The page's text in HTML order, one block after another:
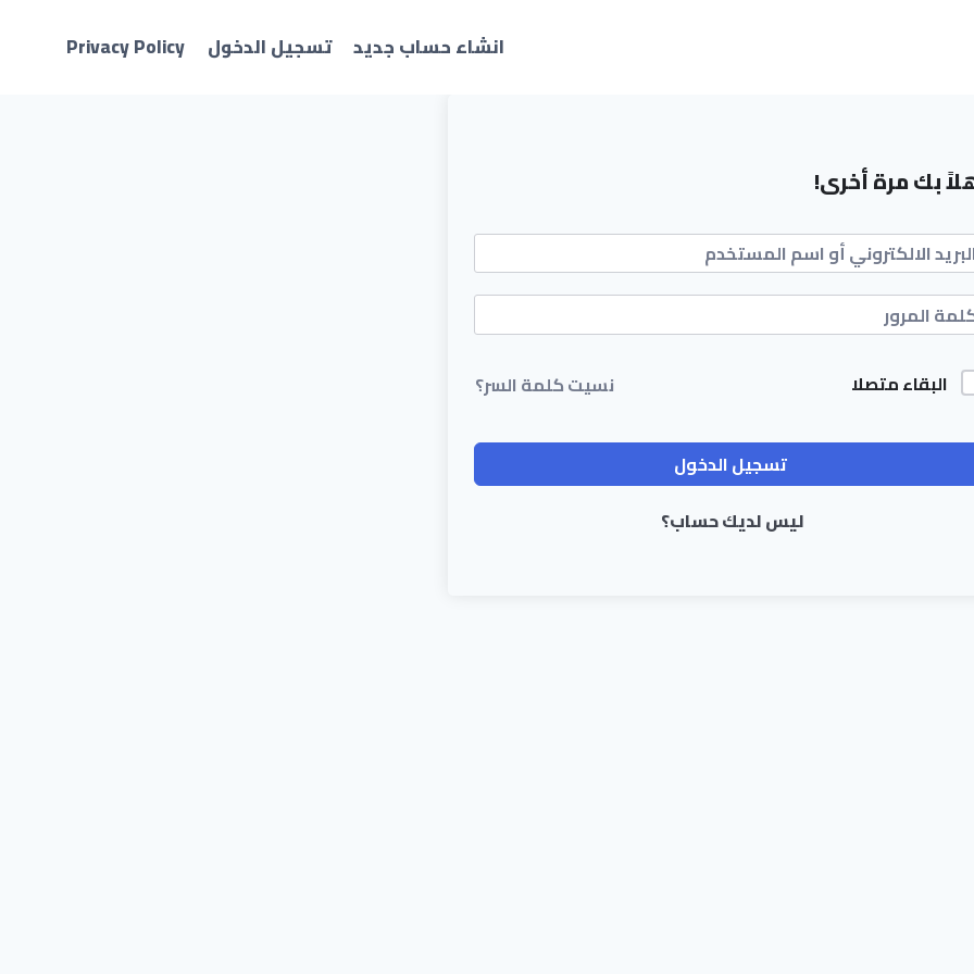
انشاء حساب جديد تسجيل الدخول Privacy Policy
بك مرة أخرى!
البقاء متصلا نسيت كلمة السر؟
تسجيل الدخول
ليس لديك حساب؟